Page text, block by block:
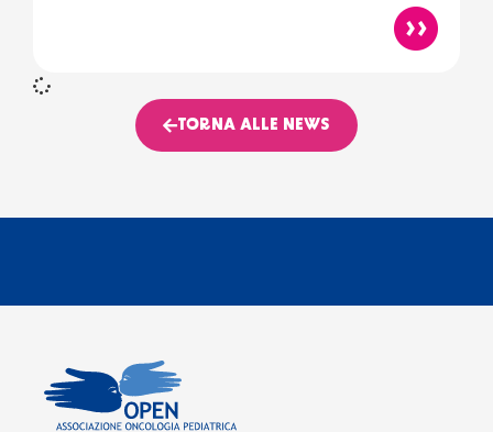
TORNA ALLE NEWS